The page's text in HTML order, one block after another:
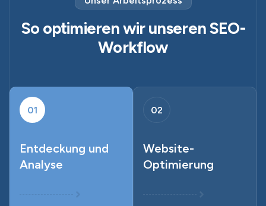
So optimieren wir unseren SEO-
Workflow
01
Entdeckung und
Analyse
02
Website-
Optimierung